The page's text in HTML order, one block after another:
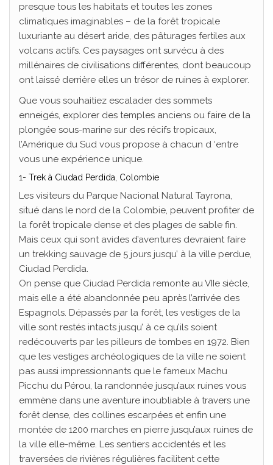
presque tous les habitats et toutes les zones
climatiques imaginables – de la forêt tropicale
luxuriante au désert aride, des pâturages fertiles aux
volcans actifs. Ces paysages ont survécu à des
millénaires de civilisations différentes, dont beaucoup
ont laissé derrière elles un trésor de ruines à explorer.
Que vous souhaitiez escalader des sommets
enneigés, explorer des temples anciens ou faire de la
plongée sous-marine sur des récifs tropicaux,
l’Amérique du Sud vous propose à chacun d ‘entre
vous une expérience unique.
1- Trek à Ciudad Perdida, Colombie
Les visiteurs du Parque Nacional Natural Tayrona,
situé dans le nord de la Colombie, peuvent profiter de
la forêt tropicale dense et des plages de sable fin.
Mais ceux qui sont avides d’aventures devraient faire
un trekking sauvage de 5 jours jusqu’ à la ville perdue,
Ciudad Perdida.
On pense que Ciudad Perdida remonte au VIIe siècle,
mais elle a été abandonnée peu après l’arrivée des
Espagnols. Dépassés par la forêt, les vestiges de la
ville sont restés intacts jusqu’ à ce qu’ils soient
redécouverts par les pilleurs de tombes en 1972. Bien
que les vestiges archéologiques de la ville ne soient
pas aussi impressionnants que le fameux Machu
Picchu du Pérou, la randonnée jusqu’aux ruines vous
emmène dans une aventure inoubliable à travers une
forêt dense, des collines escarpées et enfin une
montée de 1200 marches en pierre jusqu’aux ruines de
la ville elle-même. Les sentiers accidentés et les
traversées de rivières régulières facilitent cette